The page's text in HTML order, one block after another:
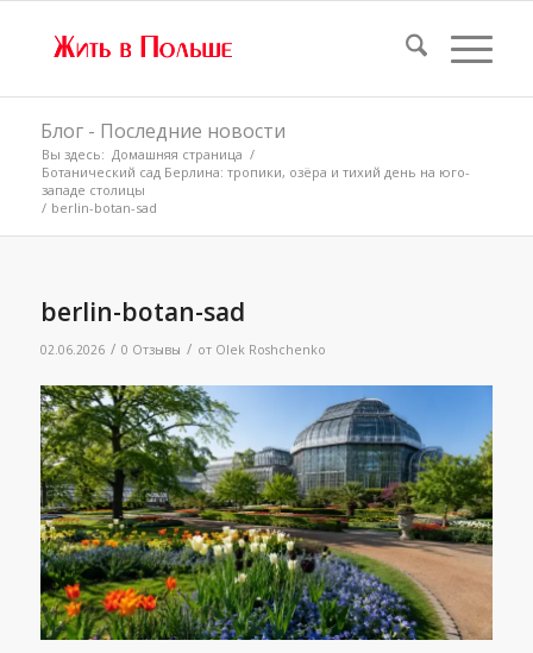
Блог - Последние новости
Вы здесь: Домашняя страница /
Ботанический сад Берлина: тропики, озёра и тихий день на юго-
западе столицы
/ berlin-botan-sad
berlin-botan-sad
02.06.2026 / 0 Отзывы / от Olek Roshchenko